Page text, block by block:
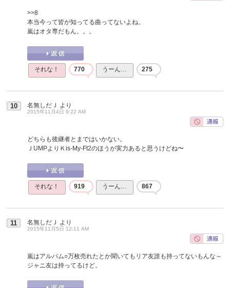
>>8
本当今って皆が知ってる曲ってないよね。
嵐はオタ専だもん。。。
それな！ 770 うーん… 275
10 名無しだＪ より
2015年11月4日 9:22 AM
どちらも後継者とまではいかない。
ＪUMPよりＫis-My-Ft2のほうが実力あると思うけどね〜
それな！ 919 うーん… 867
11 名無しだＪ より
2015年11月5日 12:11 AM
嵐はアルバム○万枚売れたとか聞いてもリア友誰も持ってないもんな～
ジャニ友は持ってるけど。